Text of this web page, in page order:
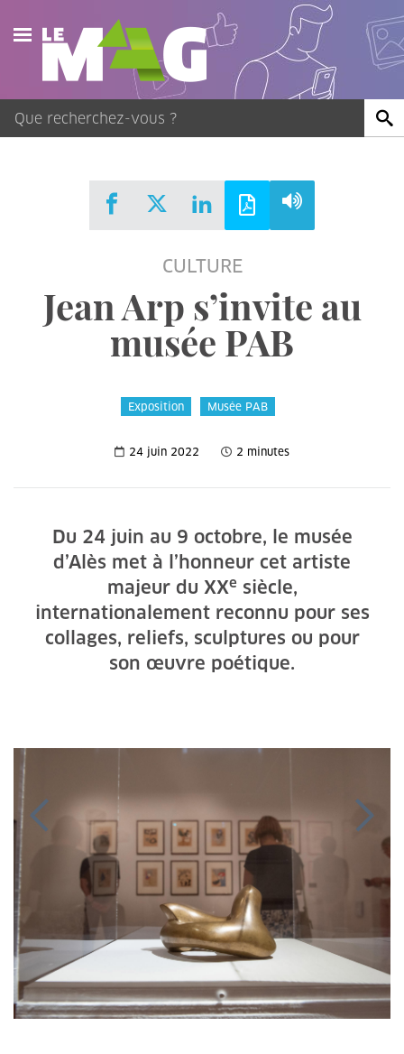
Actualités
Agenda
Publications
CULTURE
Jean Arp s’invite au
musée PAB
Exposition Musée PAB
24 juin 2022 2 minutes
Du 24 juin au 9 octobre, le musée
d’Alès met à l’honneur cet artiste
majeur du XXe siècle,
internationalement reconnu pour ses
collages, reliefs, sculptures ou pour
son œuvre poétique.